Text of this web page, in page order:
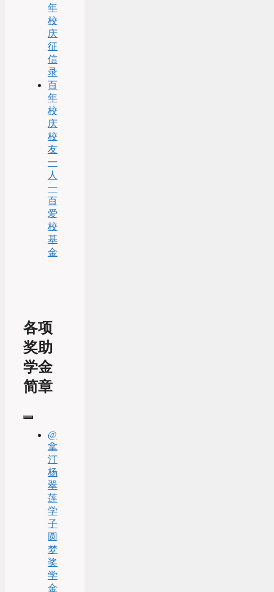
年
校
庆
征
信
录
百
年
校
庆
校
友
一
人
一
百
爱
校
基
金
各项
奖助
学金
简章
@
拿
汀
杨
翠
莲
学
子
圆
梦
奖
学
金